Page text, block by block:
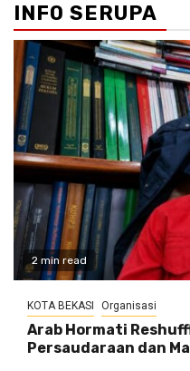
INFO SERUPA
2 min read
KOTA BEKASI Organisasi
Arab Hormati
Persaudaraan dan